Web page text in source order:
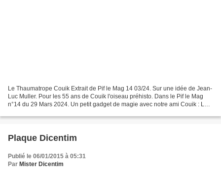
Le Thaumatrope Couik Extrait de Pif le Mag 14 03/24. Sur une idée de Jean-
Luc Muller. Pour les 55 ans de Couik l'oiseau préhisto. Dans le Pif le Mag
n°14 du 29 Mars 2024. Un petit gadget de magie avec notre ami Couik : Le
Plaque Dicentim
Publié le 06/01/2015 à 05:31
Par Mister Dicentim